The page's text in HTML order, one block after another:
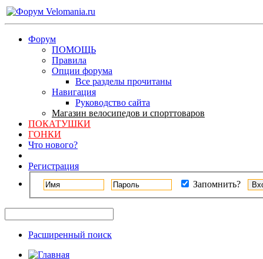
Форум
ПОМОЩЬ
Правила
Опции форума
Все разделы прочитаны
Навигация
Руководство сайта
Магазин велосипедов и спорттоваров
ПОКАТУШКИ
ГОНКИ
Что нового?
Регистрация
Запомнить?
Расширенный поиск